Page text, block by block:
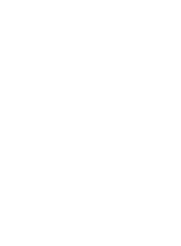
zudem ist für die